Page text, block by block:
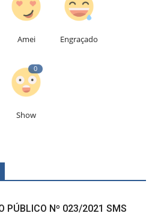
Amei Engraçado
0
Show
PÚBLICO Nº 023/2021 SMS